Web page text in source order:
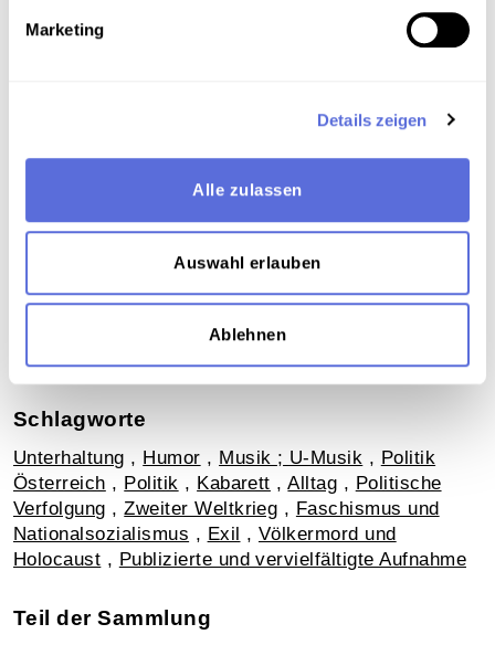
Marketing
Details zeigen
Alle zulassen
Auswahl erlauben
Ablehnen
Signalverbesserung
Download
Labelscan. Copyright: Österreichische
Mediathek
Verortung in der digitalen Sammlung
Schlagworte
Unterhaltung , Humor , Musik ; U-Musik , Politik
Österreich , Politik , Kabarett ,Alltag , Politische
Verfolgung ,Zweiter Weltkrieg , Faschismus und
Nationalsozialismus , Exil , Völkermord und
Holocaust , Publizierte und vervielfältigte Aufnahme
Teil der Sammlung